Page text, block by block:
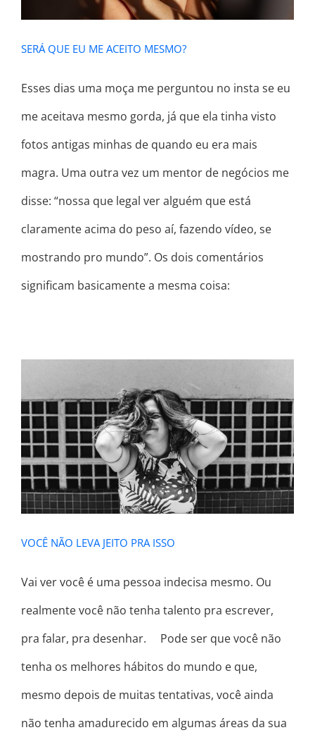
SERÁ QUE EU ME ACEITO MESMO?
Esses dias uma moça me perguntou no insta se eu
me aceitava mesmo gorda, já que ela tinha visto
fotos antigas minhas de quando eu era mais
magra. Uma outra vez um mentor de negócios me
disse: “nossa que legal ver alguém que está
claramente acima do peso aí, fazendo vídeo, se
mostrando pro mundo”. Os dois comentários
significam basicamente a mesma coisa:
VOCÊ NÃO LEVA JEITO PRA ISSO
VOCÊ NÃO LEVA JEITO PRA ISSO
Vai ver você é uma pessoa indecisa mesmo. Ou
realmente você não tenha talento pra escrever,
pra falar, pra desenhar. ⠀ Pode ser que você não
tenha os melhores hábitos do mundo e que,
mesmo depois de muitas tentativas, você ainda
não tenha amadurecido em algumas áreas da sua